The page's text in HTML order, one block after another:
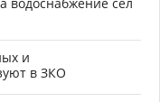
водоснабжение сёл
и
в ЗКО